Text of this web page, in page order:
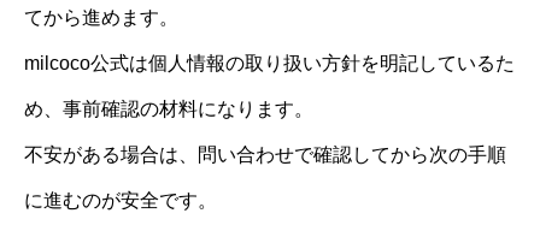
てから進めます。
milcoco公式は個人情報の取り扱い方針を明記しているた
め、事前確認の材料になります。
不安がある場合は、問い合わせで確認してから次の手順
に進むのが安全です。